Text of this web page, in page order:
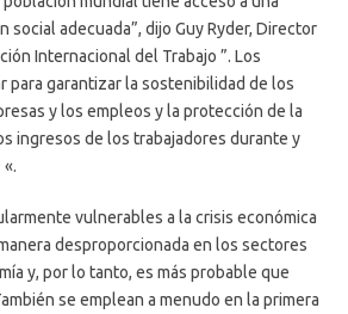
adecuada”, dijo Guy Ryder, Director
Internacional del Trabajo ”. Los
para garantizar la sostenibilidad de los
y los empleos y la protección de la
ingresos de los trabajadores durante y
vulnerables a la crisis económica
desproporcionada en los sectores
y, por lo tanto, es más probable que
se emplean a menudo en la primera